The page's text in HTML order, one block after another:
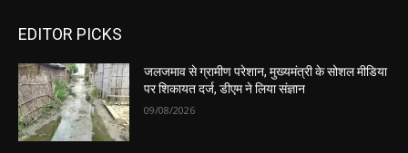
EDITOR PICKS
जलजमाव से ग्रामीण परेशान, मुख्यमंत्री के सोशल मीडिया
पर शिकायत दर्ज, डीएम ने लिया संज्ञान
09/08/2026